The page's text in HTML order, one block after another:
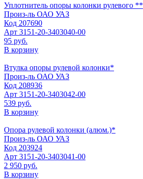
Уплотнитель опоры колонки рулевого **
Произ-ль ОАО УАЗ
Код 207690
Арт 3151-20-3403040-00
95 руб.
В корзину
Втулка опоры рулевой колонки*
Произ-ль ОАО УАЗ
Код 208936
Арт 3151-20-3403042-00
539 руб.
В корзину
Опора рулевой колонки (алюм.)*
Произ-ль ОАО УАЗ
Код 203924
Арт 3151-20-3403041-00
2 950 руб.
В корзину